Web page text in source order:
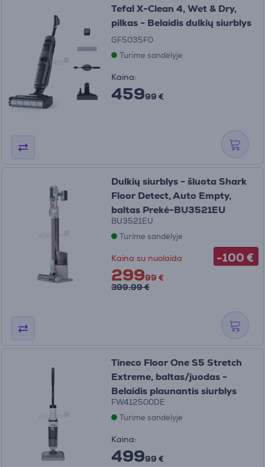
Tefal X-Clean 4, Wet & Dry,
pilkas - Belaidis dulkių siurblys
GF5035F0
Turime sandėlyje
Kaina:
45999 €
-100 €
Dulkių siurblys - šluota Shark
Floor Detect, Auto Empty,
baltas Prekė-BU3521EU
BU3521EU
Turime sandėlyje
Kaina su nuolaida
29999 €
399.99 €
Tineco Floor One S5 Stretch
Extreme, baltas/juodas -
Belaidis plaunantis siurblys
FW412500DE
Turime sandėlyje
Kaina:
49999 €